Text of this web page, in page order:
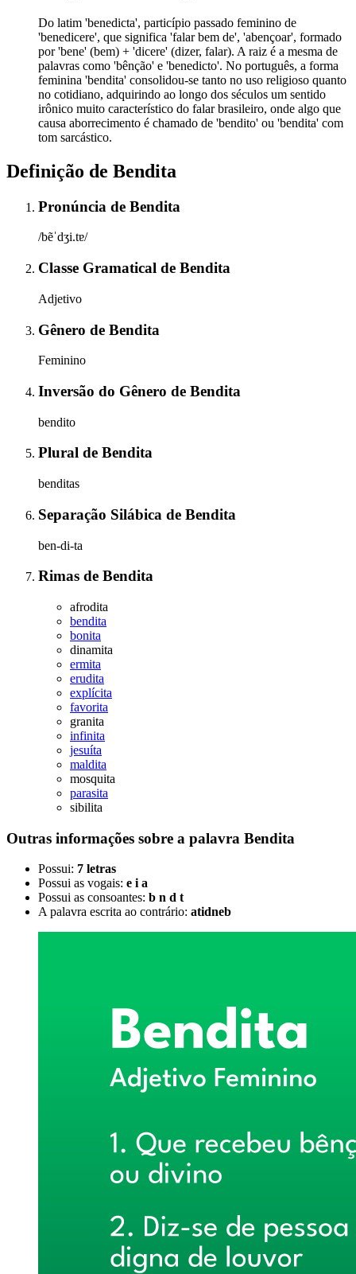
Do latim 'benedicta', particípio passado feminino de
'benedicere', que significa 'falar bem de', 'abençoar', formado
por 'bene' (bem) + 'dicere' (dizer, falar). A raiz é a mesma de
palavras como 'bênção' e 'benedicto'. No português, a forma
feminina 'bendita' consolidou-se tanto no uso religioso quanto
no cotidiano, adquirindo ao longo dos séculos um sentido
irônico muito característico do falar brasileiro, onde algo que
causa aborrecimento é chamado de 'bendito' ou 'bendita' com
tom sarcástico.
Definição de Bendita
Pronúncia de Bendita
/bẽˈdʒi.tɐ/
Classe Gramatical de Bendita
Adjetivo
Gênero de Bendita
Feminino
Inversão do Gênero de Bendita
bendito
Plural de Bendita
benditas
Separação Silábica de Bendita
ben-di-ta
Rimas de Bendita
afrodita
bendita
bonita
dinamita
ermita
erudita
explícita
favorita
granita
infinita
jesuíta
maldita
mosquita
parasita
sibilita
Outras informações sobre a palavra Bendita
Possui: 7 letras
Possui as vogais: e i a
Possui as consoantes: b n d t
A palavra escrita ao contrário: atidneb